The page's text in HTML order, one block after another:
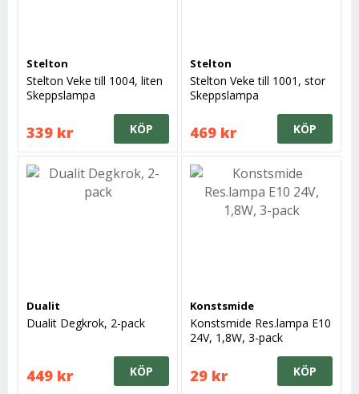
Stelton
Stelton Veke till 1004, liten
Skeppslampa
339 kr KÖP
Stelton
Stelton Veke till 1001, stor
Skeppslampa
469 kr KÖP
Dualit
Dualit Degkrok, 2-pack
449 kr KÖP
Konstsmide
Konstsmide Res.lampa E10
24V, 1,8W, 3-pack
29 kr KÖP